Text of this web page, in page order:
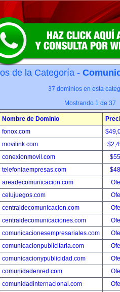
de la Categoría -
37 dominios en esta
Mostrando 1 de 37
Nombre de Dominio
fonox.com
movilink.com
conexionmovil.com
telefoniaempresas.com
areadecomunicacion.com
celujuegos.com
centraldecomunicacion.com
centraldecomunicaciones.com
comunicacionesempresariales.com
comunicacionpublicitaria.com
comunicacionypublicidad.com
comunidadenred.com
comunidadinternacional.com